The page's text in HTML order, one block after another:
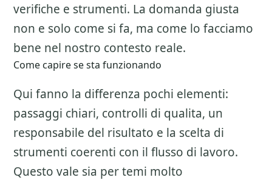
verifiche e strumenti. La domanda giusta
non e solo come si fa, ma come lo facciamo
bene nel nostro contesto reale.
Come capire se sta funzionando
Qui fanno la differenza pochi elementi:
passaggi chiari, controlli di qualita, un
responsabile del risultato e la scelta di
strumenti coerenti con il flusso di lavoro.
Questo vale sia per temi molto